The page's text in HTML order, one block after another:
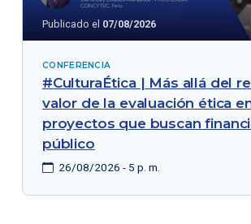
Publicado el 07/08/2026
CONFERENCIA
#CulturaÉtica | Más allá del
valor de la evaluación ética
proyectos que buscan
público
26/08/2026 - 5 p. m.